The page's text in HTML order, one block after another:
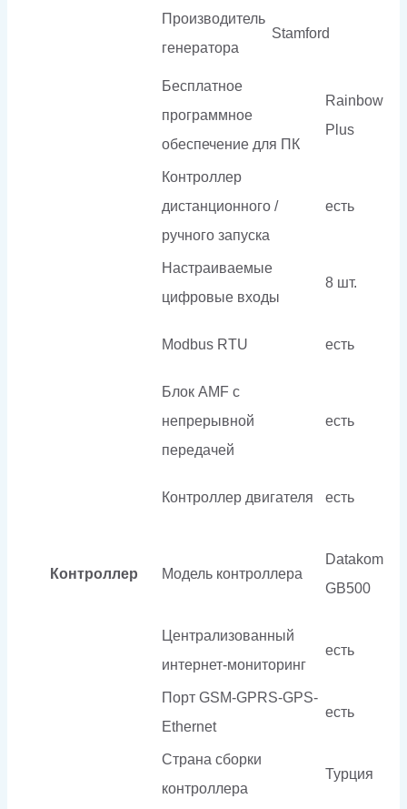
Производитель
генератора
Stamford
Контроллер
Бесплатное
программное
обеспечение для ПК
Rainbow
Plus
Контроллер
дистанционного /
ручного запуска
есть
Настраиваемые
цифровые входы
8 шт.
Modbus RTU есть
Блок AMF с
непрерывной
передачей
есть
Контроллер двигателя есть
Модель контроллера
Datakom
GB500
Централизованный
интернет-мониторинг
есть
Порт GSM-GPRS-GPS-
Ethernet
есть
Страна сборки
контроллера
Турция